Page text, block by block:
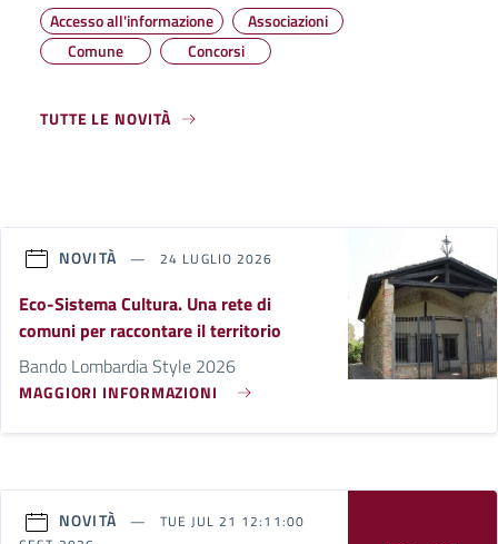
Accesso all'informazione
Associazioni
Comune
Concorsi
TUTTE LE NOVITÀ
NOVITÀ 24 LUGLIO 2026
Eco-Sistema Cultura. Una rete di
comuni per raccontare il territorio
Bando Lombardia Style 2026
MAGGIORI INFORMAZIONI
NOVITÀ
TUE JUL 21 12:11:00